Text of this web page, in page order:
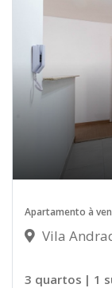
Apartamento à
Vila
3 quartos | 1